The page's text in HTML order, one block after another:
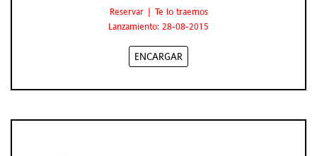
Reservar | Te lo traemos
Lanzamiento: 28-08-2015
ENCARGAR